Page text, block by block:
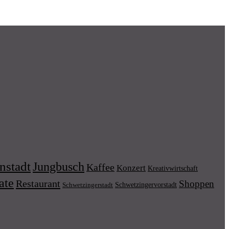
Jungbusch Kaffee Konzert Kreativwirtschaft
Restaurant Schwetzingerstadt Schwetzingervorstadt Shoppen